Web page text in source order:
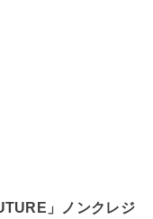
」ノンクレジ